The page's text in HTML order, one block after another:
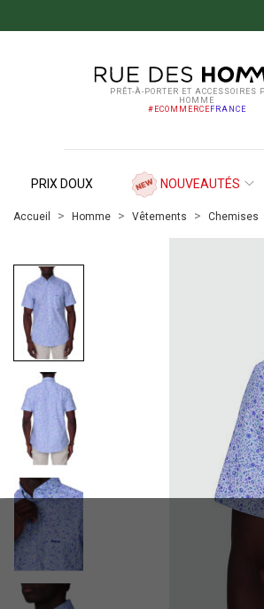
PRÊT-À-PORTER ET ACCESSOIRES
HOMME
#ECOMMERCE FRANCE
PRIX DOUX NOUVEAUTÉS
Accueil Homme Vêtements Chemises